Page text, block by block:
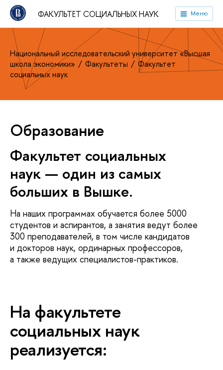
ФАКУЛЬТЕТ СОЦИАЛЬНЫХ НАУК Меню
Национальный исследовательский университет «Высшая
школа экономики»
Факультеты
Факультет
социальных наук
Образование
Факультет социальных
наук — один из самых
больших в Вышке.
На наших программах обучается более 5000
студентов и аспирантов, а занятия ведут более
300 преподавателей, в том числе кандидатов
и докторов наук, ординарных профессоров,
а также ведущих специалистов-практиков.
На факультете
социальных наук
реализуется: